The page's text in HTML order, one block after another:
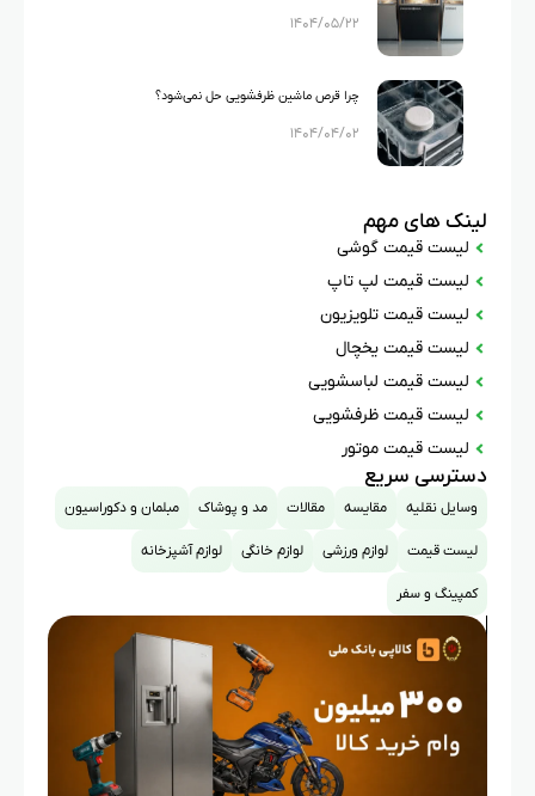
۱۴۰۴/۰۵/۲۲
چرا قرص ماشین ظرفشویی حل نمی‌شود؟
۱۴۰۴/۰۴/۰۲
لینک های مهم
لیست قیمت گوشی
لیست قیمت لپ تاپ
لیست قیمت تلویزیون
لیست قیمت یخچال
لیست قیمت لباسشویی
لیست قیمت ظرفشویی
لیست قیمت موتور
دسترسی سریع
وسایل نقلیه مقایسه مقالات مد و پوشاک مبلمان و دکوراسیون
لیست قیمت لوازم ورزشی لوازم خانگی لوازم آشپزخانه
کمپینگ و سفر